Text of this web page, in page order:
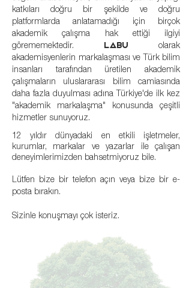
katkıları doğru bir şekilde ve doğru
platformlarda anlatamadığı için birçok
akademik çalışma hak ettiği ilgiyi
görememektedir.
Labu olarak
akademisyenlerin markalaşması ve Türk bilim
insanları tarafından üretilen akademik
çalışmaların uluslararası bilim camiasında
daha fazla duyulması adına Türkiye'de ilk kez
"akademik markalaşma" konusunda çeşitli
hizmetler sunuyoruz.
12 yıldır dünyadaki en etkili işletmeler,
kurumlar, markalar ve yazarlar ile çalışan
deneyimlerimizden bahsetmiyoruz bile.
Lütfen bize bir telefon açın veya bize bir e-
posta bırakın.
Sizinle konuşmayı çok isteriz.